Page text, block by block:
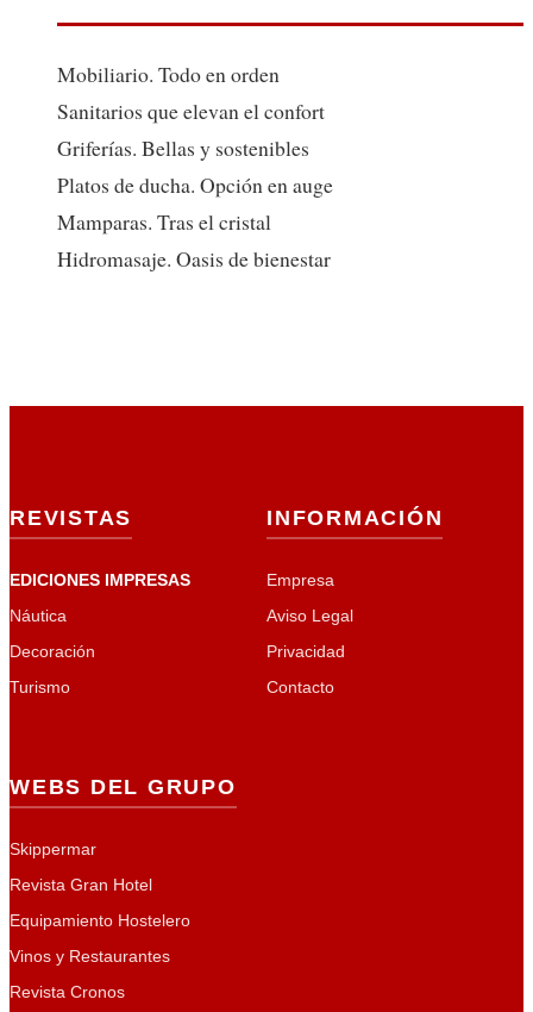
Mobiliario. Todo en orden
Sanitarios que elevan el confort
Griferías. Bellas y sostenibles
Platos de ducha. Opción en auge
Mamparas. Tras el cristal
Hidromasaje. Oasis de bienestar
REVISTAS
EDICIONES IMPRESAS
Náutica
Decoración
Turismo
INFORMACIÓN
Empresa
Aviso Legal
Privacidad
Contacto
WEBS DEL GRUPO
Skippermar
Revista Gran Hotel
Equipamiento Hostelero
Vinos y Restaurantes
Revista Cronos